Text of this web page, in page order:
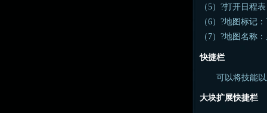
（5）?打开日程
（6）?地图标记
（7）?地图名称
快捷栏
可以将技能以
大块扩展快捷栏